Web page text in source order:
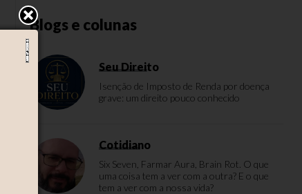
Blogs e colunas
Seu Direito
Isenção de Imposto de Renda por doença
grave: um direito pouco conhecido
Cotidiano
Six Seven, Farmar Aura, Brain Rot. O que
uma coisa tem a ver com a outra? E o que
tem a ver com a nossa vida?